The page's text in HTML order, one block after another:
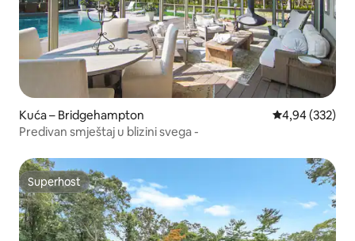
Kuća – Bridgehampton Prosječna
4,94 (332)
Predivan smještaj u blizini svega -
Superhost
Superhost